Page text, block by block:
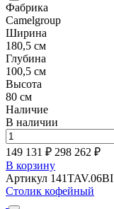
Фабрика
Camelgroup
Ширина
180,5 см
Глубина
100,5 см
Высота
80 см
Наличие
В наличии
149 131 ₽ 298 262 ₽
В корзину
Артикул 141TAV.06BI
Столик кофейный